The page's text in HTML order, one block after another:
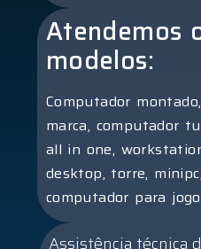
Atendemos
modelos:
Computador
marca, computador
all in one,
desktop, torre,
computador para
Assistência técnica